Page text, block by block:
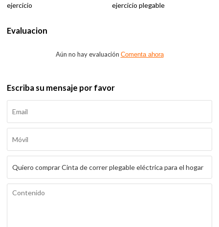
ejercicio
ejercicio plegable
Evaluacion
Aún no hay evaluación Comenta ahora
Escriba su mensaje por favor